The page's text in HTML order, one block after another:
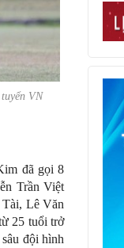
VN
đã gọi 8
Trần Việt
Lê Văn
25 tuổi trở
đội hình